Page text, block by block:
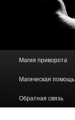
Магия приворота
Магическая помощь
Обратная связь